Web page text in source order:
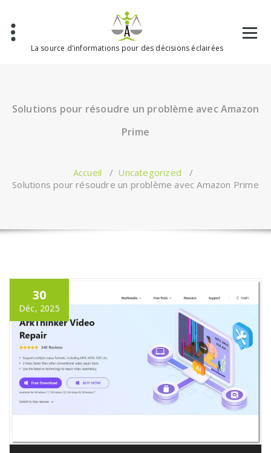
contenu
La source d'informations pour des décisions éclairées
Solutions pour résoudre un problème avec Amazon
Prime
Accueil / Uncategorized /
Solutions pour résoudre un problème avec Amazon Prime
30
Déc, 2025